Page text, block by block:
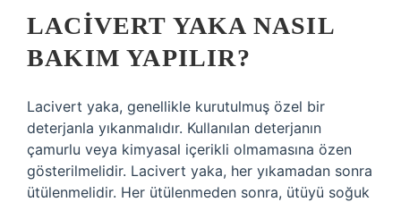
LACIVERT YAKA NASIL
BAKIM YAPILIR?
Lacivert yaka, genellikle kurutulmuş özel bir
deterjanla yıkanmalıdır. Kullanılan deterjanın
çamurlu veya kimyasal içerikli olmamasına özen
gösterilmelidir. Lacivert yaka, her yıkamadan sonra
ütülenmelidir. Her ütülenmeden sonra, ütüyü soğuk